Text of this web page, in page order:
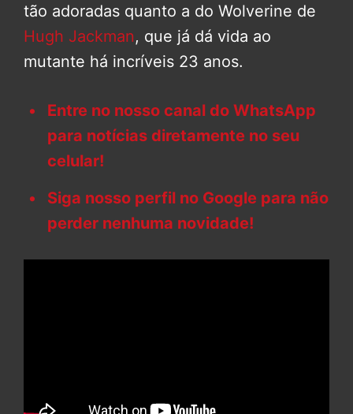
tão adoradas quanto a do Wolverine de
Hugh Jackman, que já dá vida ao
mutante há incríveis 23 anos.
Entre no nosso canal do WhatsApp
para notícias diretamente no seu
celular!
Siga nosso perfil no Google para não
perder nenhuma novidade!